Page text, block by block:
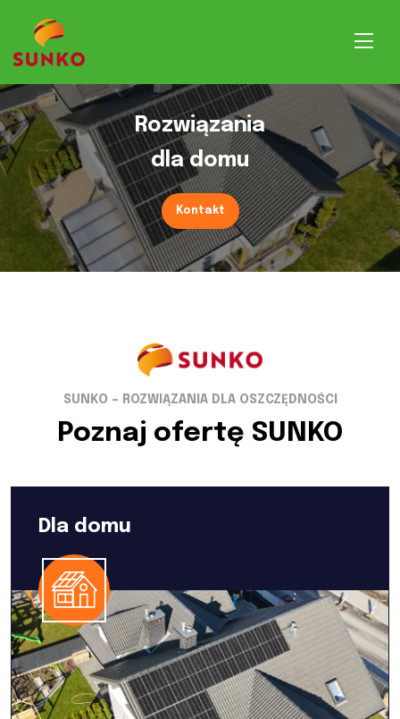
Rozwiązania
dla domu
Kontakt
SUNKO – ROZWIĄZANIA DLA OSZCZĘDNOŚCI
Poznaj ofertę SUNKO
Dla domu